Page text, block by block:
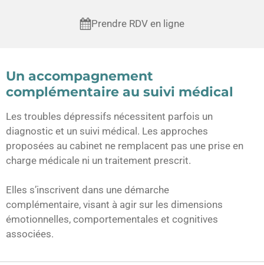
Prendre RDV en ligne
Un accompagnement
complémentaire au suivi médical
Les troubles dépressifs nécessitent parfois un
diagnostic et un suivi médical. Les approches
proposées au cabinet ne remplacent pas une prise en
charge médicale ni un traitement prescrit.
Elles s’inscrivent dans une démarche
complémentaire, visant à agir sur les dimensions
émotionnelles, comportementales et cognitives
associées.